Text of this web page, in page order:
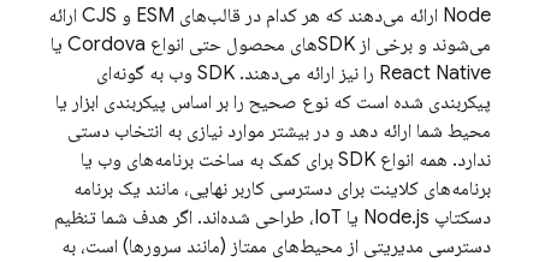
Node ارائه می‌دهند که هر کدام در قالب‌های ESM و CJS ارائه
می‌شوند و برخی از SDKهای محصول حتی انواع Cordova یا
React Native را نیز ارائه می‌دهند. SDK وب به گونه‌ای
پیکربندی شده است که نوع صحیح را بر اساس پیکربندی ابزار یا
محیط شما ارائه دهد و در بیشتر موارد نیازی به انتخاب دستی
ندارد. همه انواع SDK برای کمک به ساخت برنامه‌های وب یا
برنامه‌های کلاینت برای دسترسی کاربر نهایی، مانند یک برنامه
دسکتاپ Node.js یا IoT، طراحی شده‌اند. اگر هدف شما تنظیم
دسترسی مدیریتی از محیط‌های ممتاز (مانند سرورها) است، به